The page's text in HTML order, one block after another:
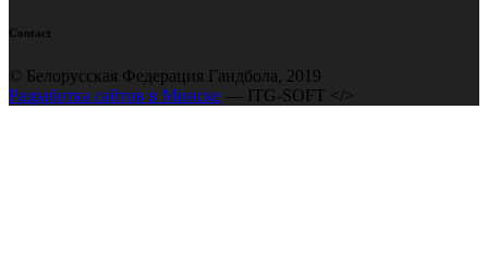
Contact
© Белорусская Федерация Гандбола, 2019
Разработка сайтов в Минске — ITG-SOFT </>